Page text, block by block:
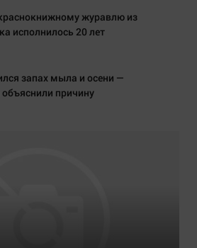
журавлю из
исполнилось 20 лет
запах мыла и осени —
причину